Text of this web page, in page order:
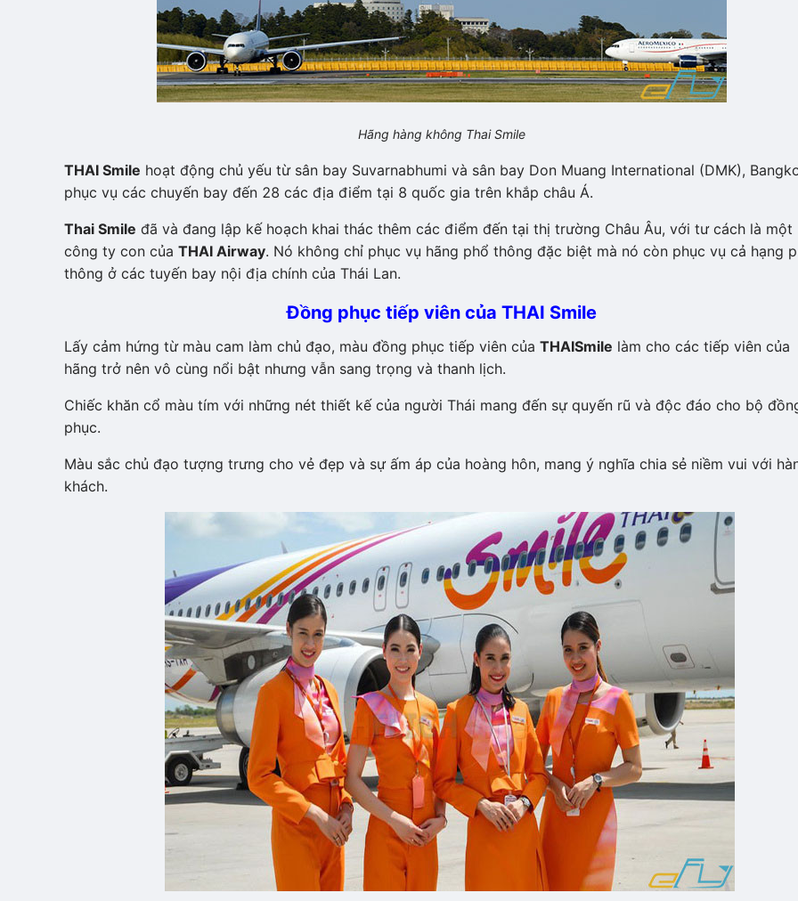
Hãng hàng không Thai Smile
THAI Smile hoạt động chủ yếu từ sân bay Suvarnabhumi và sân bay Don Muang International (DMK),
phục vụ các chuyến bay đến 28 các địa điểm tại 8 quốc gia trên khắp châu Á.
Thai Smile đã và đang lập kế hoạch khai thác thêm các điểm đến tại thị trường Châu Âu, với tư cách là một
công ty con của THAI Airway. Nó không chỉ phục vụ hãng phổ thông đặc biệt mà nó còn phục vụ cả hạng
thông ở các tuyến bay nội địa chính của Thái Lan.
Đồng phục tiếp viên của THAI Smile
Lấy cảm hứng từ màu cam làm chủ đạo, màu đồng phục tiếp viên của THAISmile làm cho các tiếp viên của
hãng trở nên vô cùng nổi bật nhưng vẫn sang trọng và thanh lịch.
Chiếc khăn cổ màu tím với những nét thiết kế của người Thái mang đến sự quyến rũ và độc đáo cho bộ
phục.
Màu sắc chủ đạo tượng trưng cho vẻ đẹp và sự ấm áp của hoàng hôn, mang ý nghĩa chia sẻ niềm vui với
khách.